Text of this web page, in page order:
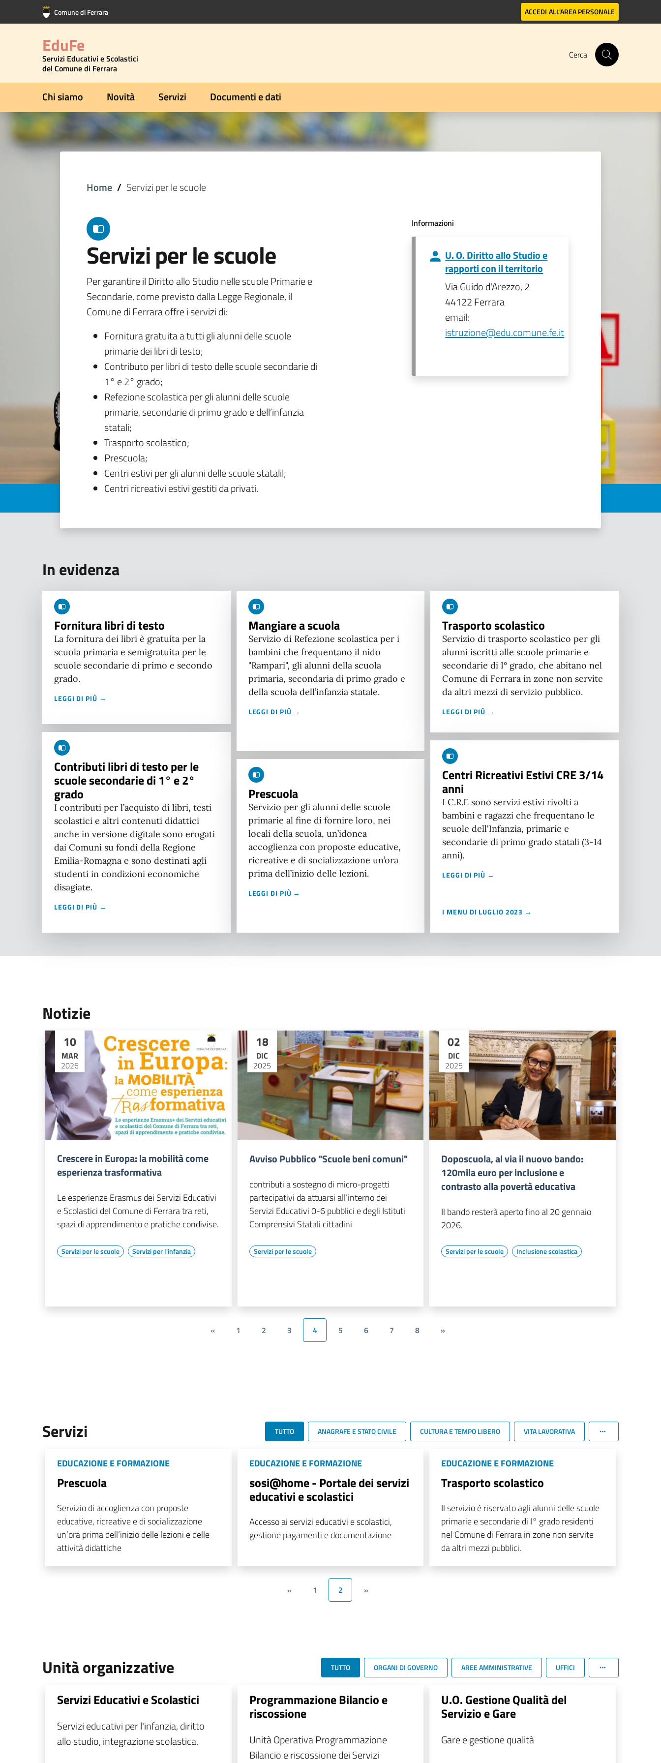
Vai al contenuto principale
Vai al footer Comune di Ferrara ACCEDI ALL'AREA PERSONALE
EduFe
Servizi Educativi e Scolastici
del Comune di Ferrara
Cerca
Chi siamo Novità Servizi Documenti e dati
Home Servizi per le scuole
Servizi per le scuole
Per garantire il Diritto allo Studio nelle scuole Primarie e
Secondarie, come previsto dalla Legge Regionale, il
Comune di Ferrara offre i servizi di:
Fornitura gratuita a tutti gli alunni delle scuole
primarie dei libri di testo;
Contributo per libri di testo delle scuole secondarie di
1° e 2° grado;
Refezione scolastica per gli alunni delle scuole
primarie, secondarie di primo grado e dell’infanzia
statali;
Trasporto scolastico;
Prescuola;
Centri estivi per gli alunni delle scuole statalil;
Centri ricreativi estivi gestiti da privati.
Informazioni
U. O. Diritto allo Studio e
rapporti con il territorio
Via Guido d'Arezzo, 2
44122 Ferrara
email:
istruzione@edu.comune.fe.it
In evidenza
Fornitura libri di testo
La fornitura dei libri è gratuita per la
scuola primaria e semigratuita per le
scuole secondarie di primo e secondo
grado.
LEGGI DI PIÙ →
Contributi libri di testo per le
scuole secondarie di 1° e 2°
grado
I contributi per l’acquisto di libri, testi
scolastici e altri contenuti didattici
anche in versione digitale sono erogati
dai Comuni su fondi della Regione
Emilia-Romagna e sono destinati agli
studenti in condizioni economiche
disagiate.
LEGGI DI PIÙ →
Mangiare a scuola
Servizio di Refezione scolastica per i
bambini che frequentano il nido
"Rampari", gli alunni della scuola
primaria, secondaria di primo grado e
della scuola dell’infanzia statale.
LEGGI DI PIÙ →
Prescuola
Servizio per gli alunni delle scuole
primarie al fine di fornire loro, nei
locali della scuola, un’idonea
accoglienza con proposte educative,
ricreative e di socializzazione un’ora
prima dell’inizio delle lezioni.
LEGGI DI PIÙ →
Trasporto scolastico
Servizio di trasporto scolastico per gli
alunni iscritti alle scuole primarie e
secondarie di I° grado, che abitano nel
Comune di Ferrara in zone non servite
da altri mezzi di servizio pubblico.
LEGGI DI PIÙ →
Centri Ricreativi Estivi CRE 3/14
anni
I C.R.E sono servizi estivi rivolti a
bambini e ragazzi che frequentano le
scuole dell'Infanzia, primarie e
secondarie di primo grado statali (3-14
anni).
LEGGI DI PIÙ →
I MENU DI LUGLIO 2023 →
Notizie
10
MAR
2026
Crescere in Europa: la mobilità come
esperienza trasformativa
Le esperienze Erasmus dei Servizi Educativi
e Scolastici del Comune di Ferrara tra reti,
spazi di apprendimento e pratiche condivise.
Servizi per le scuole Servizi per l'infanzia
18
DIC
2025
Avviso Pubblico "Scuole beni comuni"
contributi a sostegno di micro-progetti
partecipativi da attuarsi all’interno dei
Servizi Educativi 0-6 pubblici e degli Istituti
Comprensivi Statali cittadini
Servizi per le scuole
02
DIC
2025
Doposcuola, al via il nuovo bando:
120mila euro per inclusione e
contrasto alla povertà educativa
Il bando resterà aperto fino al 20 gennaio
2026.
Servizi per le scuole Inclusione scolastica
« 1 2 3 4 5 6 7 8 »
Servizi TUTTO ANAGRAFE E STATO CIVILE CULTURA E TEMPO LIBERO VITA LAVORATIVA
EDUCAZIONE E FORMAZIONE
Prescuola
Servizio di accoglienza con proposte
educative, ricreative e di socializzazione
un’ora prima dell’inizio delle lezioni e delle
attività didattiche
EDUCAZIONE E FORMAZIONE
sosi@home - Portale dei servizi
educativi e scolastici
Accesso ai servizi educativi e scolastici,
gestione pagamenti e documentazione
EDUCAZIONE E FORMAZIONE
Trasporto scolastico
Il servizio è riservato agli alunni delle scuole
primarie e secondarie di I° grado residenti
nel Comune di Ferrara in zone non servite
da altri mezzi pubblici.
« 1 2 »
Unità organizzative TUTTO ORGANI DI GOVERNO AREE AMMINISTRATIVE UFFICI
Servizi Educativi e Scolastici
Servizi educativi per l'infanzia, diritto
allo studio, integrazione scolastica.
Programmazione Bilancio e
riscossione
Unità Operativa Programmazione
Bilancio e riscossione dei Servizi
U.O. Gestione Qualità del
Servizio e Gare
Gare e gestione qualità